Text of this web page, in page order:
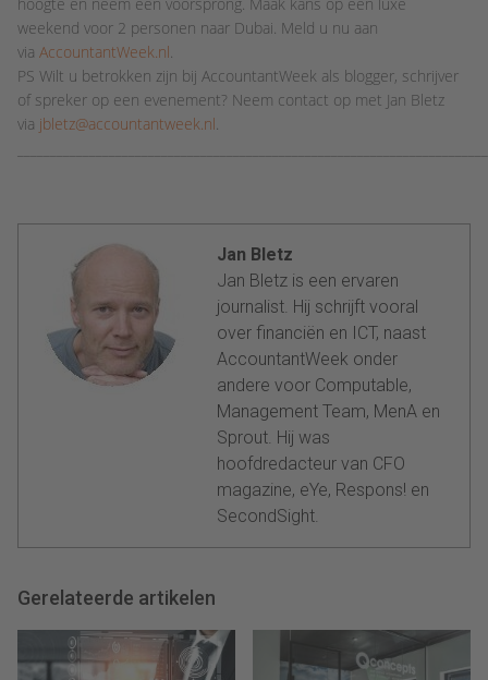
hoogte en neem een voorsprong. Maak kans op een luxe
weekend voor 2 personen naar Dubai. Meld u nu aan
via AccountantWeek.nl.
PS Wilt u betrokken zijn bij AccountantWeek als blogger, schrijver
of spreker op een evenement? Neem contact op met Jan Bletz
via jbletz@accountantweek.nl.
Jan Bletz
Jan Bletz is een ervaren
journalist. Hij schrijft vooral
over financiën en ICT, naast
AccountantWeek onder
andere voor Computable,
Management Team, MenA en
Sprout. Hij was
hoofdredacteur van CFO
magazine, eYe, Respons! en
SecondSight.
Gerelateerde artikelen